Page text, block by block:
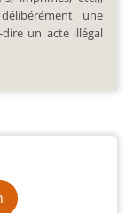
une
un acte illégal